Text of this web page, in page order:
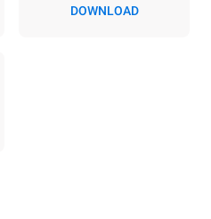
DOWNLOAD